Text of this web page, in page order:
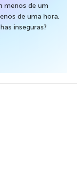
menos de um
de uma hora.
inseguras?